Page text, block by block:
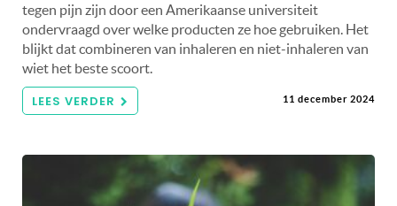
tegen pijn zijn door een Amerikaanse universiteit
ondervraagd over welke producten ze hoe gebruiken. Het
blijkt dat combineren van inhaleren en niet-inhaleren van
wiet het beste scoort.
LEES VERDER 11 december 2024